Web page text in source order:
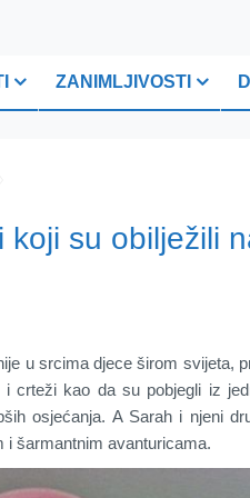
ZANIMLJIVOSTI
koji su obilježili
u srcima djece širom svijeta,
crteži kao da su pobjegli iz
osjećanja. A Sarah i njeni
i šarmantnim avanturicama.